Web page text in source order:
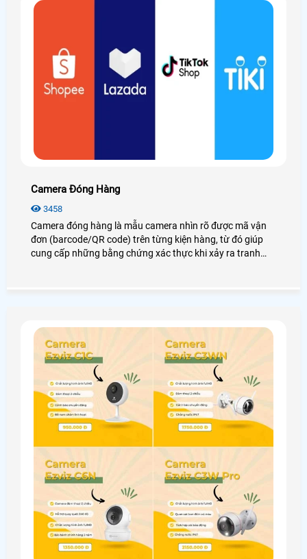
Camera Đóng Hàng
3458
Camera đóng hàng là mẫu camera nhìn rõ được mã vận
đơn (barcode/QR code) trên từng kiện hàng, từ đó giúp
cung cấp những bằng chứng xác thực khi xảy ra tranh